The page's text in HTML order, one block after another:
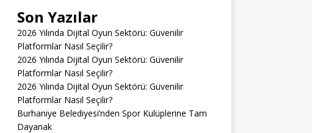
Son Yazılar
2026 Yılında Dijital Oyun Sektörü: Güvenilir
Platformlar Nasıl Seçilir?
2026 Yılında Dijital Oyun Sektörü: Güvenilir
Platformlar Nasıl Seçilir?
2026 Yılında Dijital Oyun Sektörü: Güvenilir
Platformlar Nasıl Seçilir?
Burhaniye Belediyesi’nden Spor Kulüplerine Tam
Dayanak